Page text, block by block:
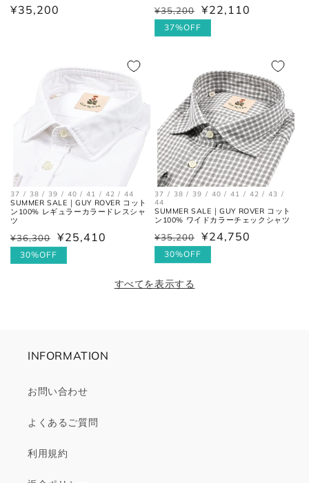
通
¥35,200
通
常
¥35,200
セ
ー
¥22,110
37%OFF
37 / 38 / 39 / 40 / 41 / 42 / 44
SUMMER SALE｜GUY ROVER コット
ン100% レギュラーカラードレスシャ
ツ
通
常
¥36,300
セ
ー
¥25,410
30%OFF
37 / 38 / 39 / 40 / 41 / 42 / 43 /
44
SUMMER SALE｜GUY ROVER コット
ン100% ワイドカラーチェックシャツ
通
常
格
¥35,200
セ
ー
価
¥24,750
30%OFF
すべてを表示する
INFORMATION
お問い合わせ
よくあるご質問
利用規約